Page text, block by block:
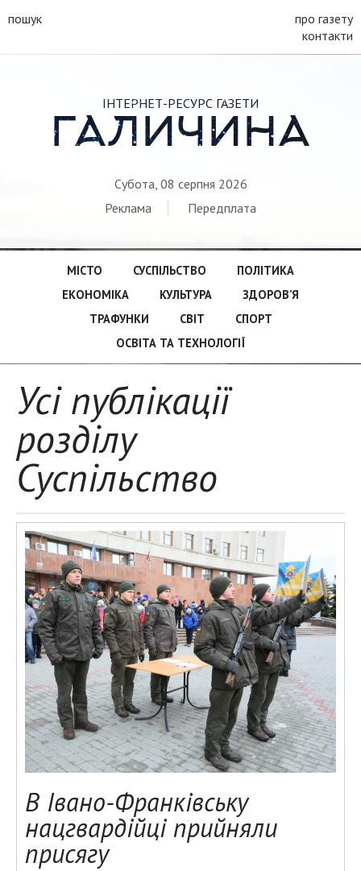
пошук
про газету
контакти
ІНТЕРНЕТ-РЕСУРС ГАЗЕТИ
ГАЛИЧИНА
Субота, 08 серпня 2026
Реклама
Передплата
МІСТО СУСПІЛЬСТВО
ПОЛІТИКА
ЕКОНОМІКА
КУЛЬТУРА
ЗДОРОВ’Я
ТРАФУНКИ
СВІТ
СПОРТ
ОСВІТА ТА ТЕХНОЛОГІЇ
Усі публікації
розділу
Суспільство
В Івано-Франківську
нацгвардійці прийняли
присягу